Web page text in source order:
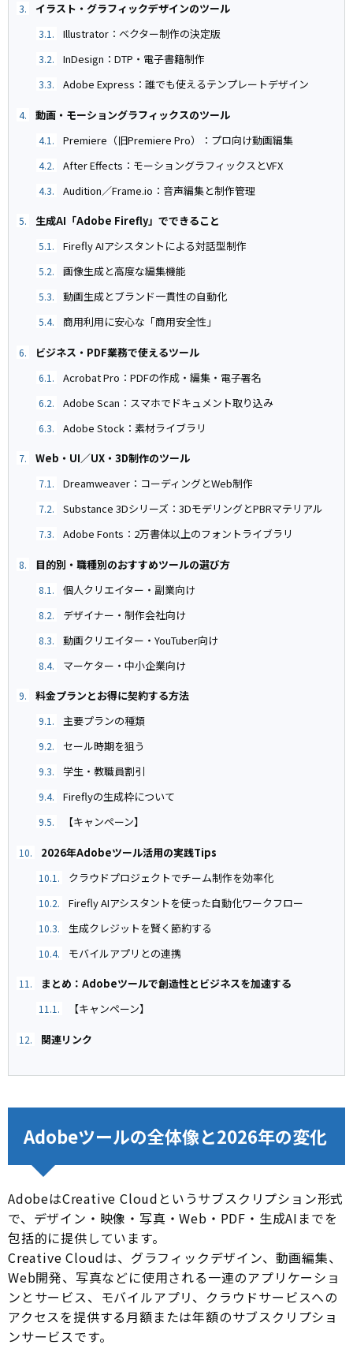
3. イラスト・グラフィックデザインのツール
3.1. Illustrator：ベクター制作の決定版
3.2. InDesign：DTP・電子書籍制作
3.3. Adobe Express：誰でも使えるテンプレートデザイン
4. 動画・モーショングラフィックスのツール
4.1. Premiere（旧Premiere Pro）：プロ向け動画編集
4.2. After Effects：モーショングラフィックスとVFX
4.3. Audition／Frame.io：音声編集と制作管理
5. 生成AI「Adobe Firefly」でできること
5.1. Firefly AIアシスタントによる対話型制作
5.2. 画像生成と高度な編集機能
5.3. 動画生成とブランド一貫性の自動化
5.4. 商用利用に安心な「商用安全性」
6. ビジネス・PDF業務で使えるツール
6.1. Acrobat Pro：PDFの作成・編集・電子署名
6.2. Adobe Scan：スマホでドキュメント取り込み
6.3. Adobe Stock：素材ライブラリ
7. Web・UI／UX・3D制作のツール
7.1. Dreamweaver：コーディングとWeb制作
7.2. Substance 3Dシリーズ：3DモデリングとPBRマテリアル
7.3. Adobe Fonts：2万書体以上のフォントライブラリ
8. 目的別・職種別のおすすめツールの選び方
8.1. 個人クリエイター・副業向け
8.2. デザイナー・制作会社向け
8.3. 動画クリエイター・YouTuber向け
8.4. マーケター・中小企業向け
9. 料金プランとお得に契約する方法
9.1. 主要プランの種類
9.2. セール時期を狙う
9.3. 学生・教職員割引
9.4. Fireflyの生成枠について
9.5. 【キャンペーン】
10. 2026年Adobeツール活用の実践Tips
10.1. クラウドプロジェクトでチーム制作を効率化
10.2. Firefly AIアシスタントを使った自動化ワークフロー
10.3. 生成クレジットを賢く節約する
10.4. モバイルアプリとの連携
11. まとめ：Adobeツールで創造性とビジネスを加速する
11.1. 【キャンペーン】
12. 関連リンク
Adobeツールの全体像と2026年の変化
AdobeはCreative Cloudというサブスクリプション形式
で、デザイン・映像・写真・Web・PDF・生成AIまでを
包括的に提供しています。
Creative Cloudは、グラフィックデザイン、動画編集、
Web開発、写真などに使用される一連のアプリケーショ
ンとサービス、モバイルアプリ、クラウドサービスへの
アクセスを提供する月額または年額のサブスクリプショ
ンサービスです。